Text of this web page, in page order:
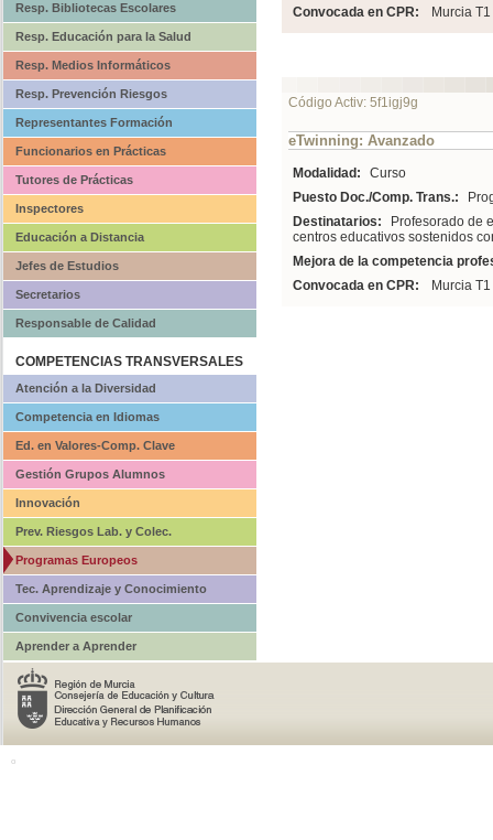
Resp. Bibliotecas Escolares
Resp. Educación para la Salud
Resp. Medios Informáticos
Resp. Prevención Riesgos
Representantes Formación
Funcionarios en Prácticas
Tutores de Prácticas
Inspectores
Educación a Distancia
Jefes de Estudios
Secretarios
Responsable de Calidad
COMPETENCIAS TRANSVERSALES
Atención a la Diversidad
Competencia en Idiomas
Ed. en Valores-Comp. Clave
Gestión Grupos Alumnos
Innovación
Prev. Riesgos Lab. y Colec.
Programas Europeos
Tec. Aprendizaje y Conocimiento
Convivencia escolar
Aprender a Aprender
Convocada en CPR:
Murcia T1
Código Activ: 5f1igj9g
eTwinning: Avanzado
Modalidad:
Curso
Puesto Doc./Comp. Trans.:
Destinatarios:
Profesorado de
centros educativos sostenidos
Mejora de la competencia
Convocada en CPR:
Murcia T1
o